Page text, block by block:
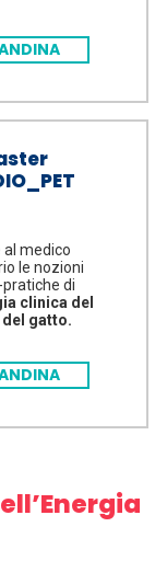
al medico
le nozioni
di
clinica del
del gatto.